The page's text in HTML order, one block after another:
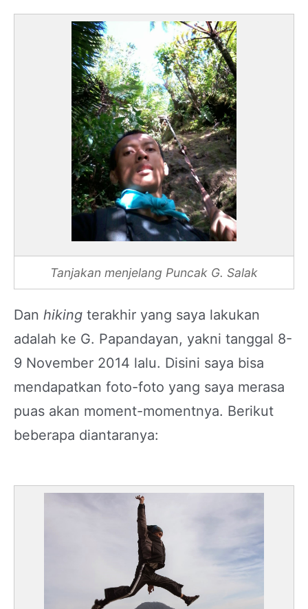
Tanjakan menjelang Puncak G. Salak
Dan hiking terakhir yang saya lakukan
adalah ke G. Papandayan, yakni tanggal 8-
9 November 2014 lalu. Disini saya bisa
mendapatkan foto-foto yang saya merasa
puas akan moment-momentnya. Berikut
beberapa diantaranya: